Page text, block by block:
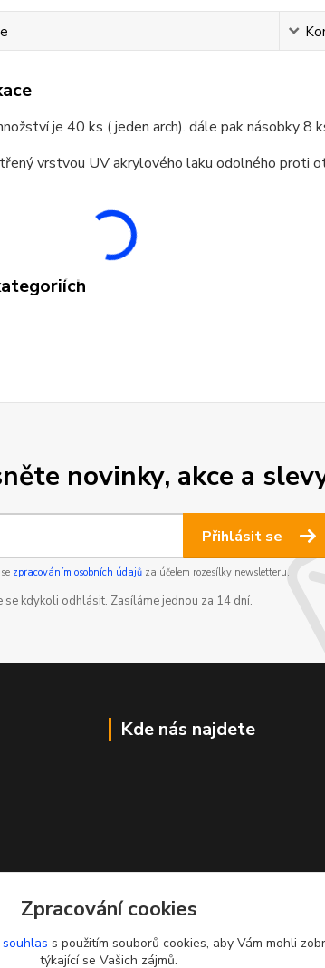
je 40 ks ( jeden arch). dále pak násobky 8
vrstvou UV akrylového laku odolného proti
novinky, akce a
Přihlásit se
zpracováním osobních údajůza účelem rozesílky newsletteru.
se kdykoli odhlásit. Zasíláme jednou za 14 dní.
Kde nás najdete
Zpracování cookies
souhlas s použitím souborů cookies, aby Vám mohli
týkající se Vašich zájmů.